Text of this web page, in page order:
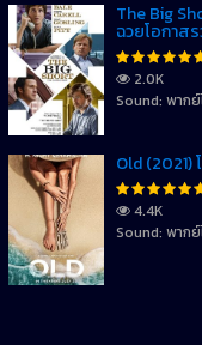
The Big
ฉวยโอกาส
2.0K
Sound: พาก
Old (2021)
4.4K
Sound: พาก